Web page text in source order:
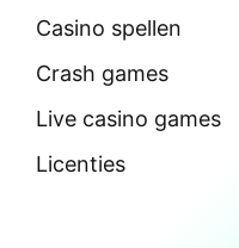
Casino spellen
Crash games
Live casino games
Licenties